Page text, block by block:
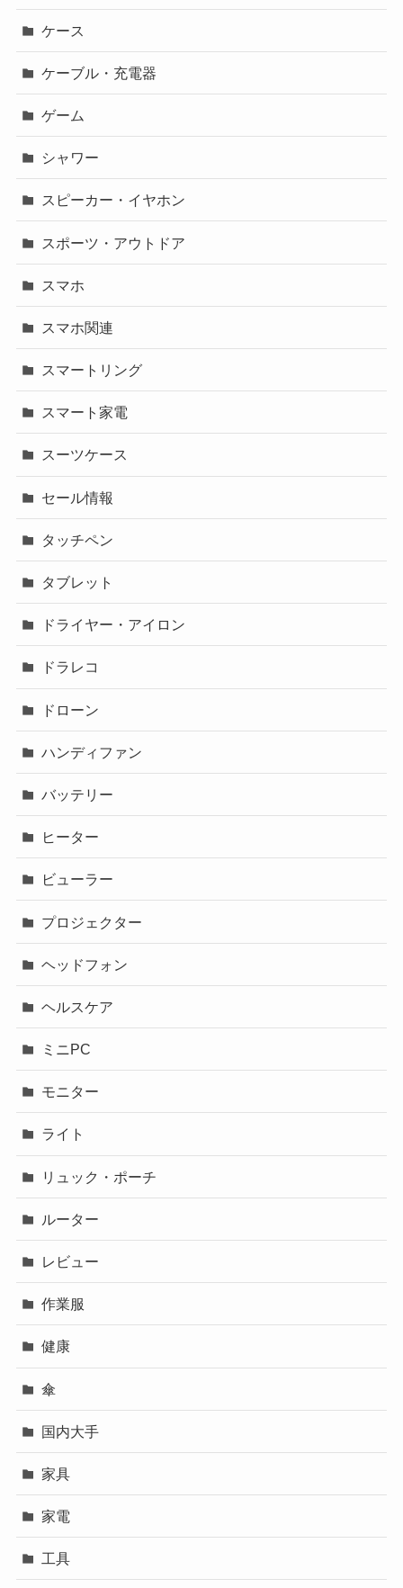
ケース
ケーブル・充電器
ゲーム
シャワー
スピーカー・イヤホン
スポーツ・アウトドア
スマホ
スマホ関連
スマートリング
スマート家電
スーツケース
セール情報
タッチペン
タブレット
ドライヤー・アイロン
ドラレコ
ドローン
ハンディファン
バッテリー
ヒーター
ビューラー
プロジェクター
ヘッドフォン
ヘルスケア
ミニPC
モニター
ライト
リュック・ポーチ
ルーター
レビュー
作業服
健康
傘
国内大手
家具
家電
工具